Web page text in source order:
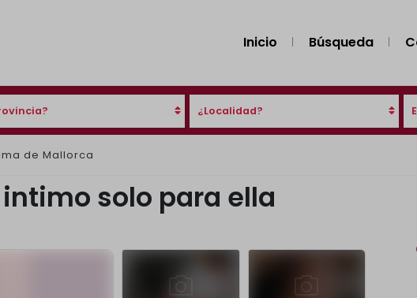
Inicio Búsqueda
¿Localidad?
de Mallorca
solo para ella